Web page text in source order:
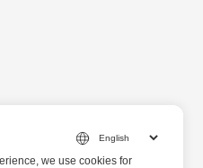
we use cookies for